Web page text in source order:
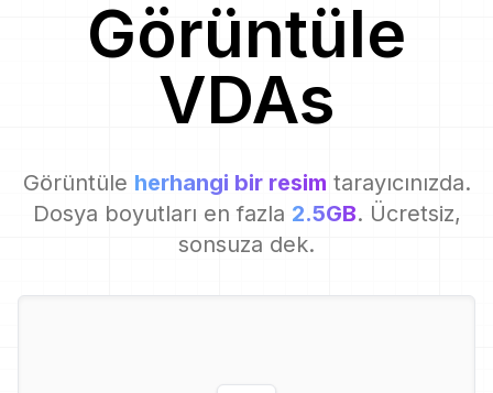
Görüntüle
VDAs
Görüntüle herhangi bir resim tarayıcınızda.
Dosya boyutları en fazla 2.5GB. Ücretsiz,
sonsuza dek.